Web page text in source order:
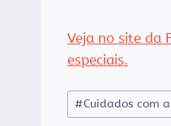
Veja no site da
especiais.
Tags
do
#Cuidados com